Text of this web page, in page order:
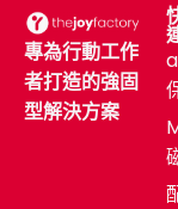
專為行動工作
者打造的強固
型解決方案